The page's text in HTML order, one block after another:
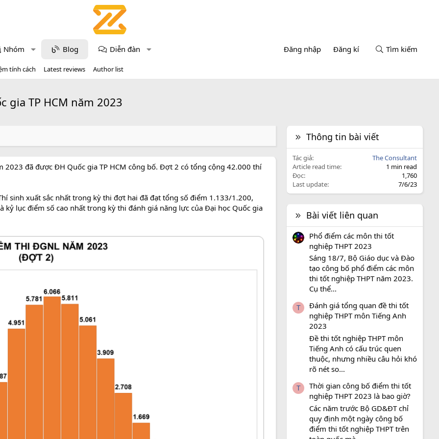
Nhóm Blog Diễn đàn Đăng nhập Đăng kí Tìm kiếm
tính cách Latest reviews Author list
gia TP HCM năm 2023
đã được ĐH Quốc gia TP HCM công bố. Đợt 2 có tổng cộng 42.000 thí
sinh xuất sắc nhất trong kỳ thi đợt hai đã đạt tổng số điểm 1.133/1.200,
lục điểm số cao nhất trong kỳ thi đánh giá năng lực của Đại học Quốc gia
Thông tin bài viết
Tác giả
The Consultant
Article read time
1 min read
Đọc
1,760
Last update
7/6/23
Bài viết liên quan
Phổ điểm các môn thi tốt
nghiệp THPT 2023
Sáng 18/7, Bộ Giáo dục và Đào
tạo công bố phổ điểm các môn
thi tốt nghiệp THPT năm 2023.
Cụ thể...
T
Đánh giá tổng quan đề thi tốt
nghiệp THPT môn Tiếng Anh
2023
Đề thi tốt nghiệp THPT môn
Tiếng Anh có cấu trúc quen
thuộc, nhưng nhiều câu hỏi khó
rõ nét so...
T
Thời gian công bố điểm thi tốt
nghiệp THPT 2023 là bao giờ?
Các năm trước Bộ GD&ĐT chỉ
quy định một ngày công bố
điểm thi tốt nghiệp THPT trên